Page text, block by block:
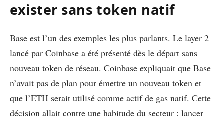
exister sans token natif
Base est l’un des exemples les plus parlants. Le layer 2
lancé par Coinbase a été présenté dès le départ sans
nouveau token de réseau. Coinbase expliquait que Base
n’avait pas de plan pour émettre un nouveau token et
que l’ETH serait utilisé comme actif de gas natif. Cette
décision allait contre une habitude du secteur : lancer